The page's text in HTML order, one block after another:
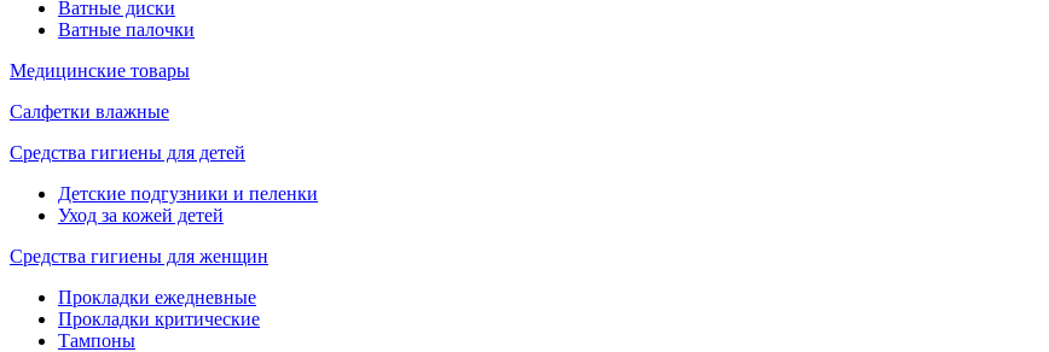
Ватные диски
Ватные палочки
Медицинские товары
Салфетки влажные
Средства гигиены для детей
Детские подгузники и пеленки
Уход за кожей детей
Средства гигиены для женщин
Прокладки ежедневные
Прокладки критические
Тампоны